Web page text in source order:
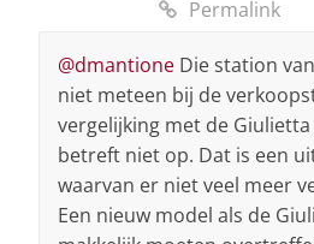
Permalink
@dmantione Die station
niet meteen bij de
vergelijking met de
betreft niet op. Dat is een
waarvan er niet veel meer
Een nieuw model als de